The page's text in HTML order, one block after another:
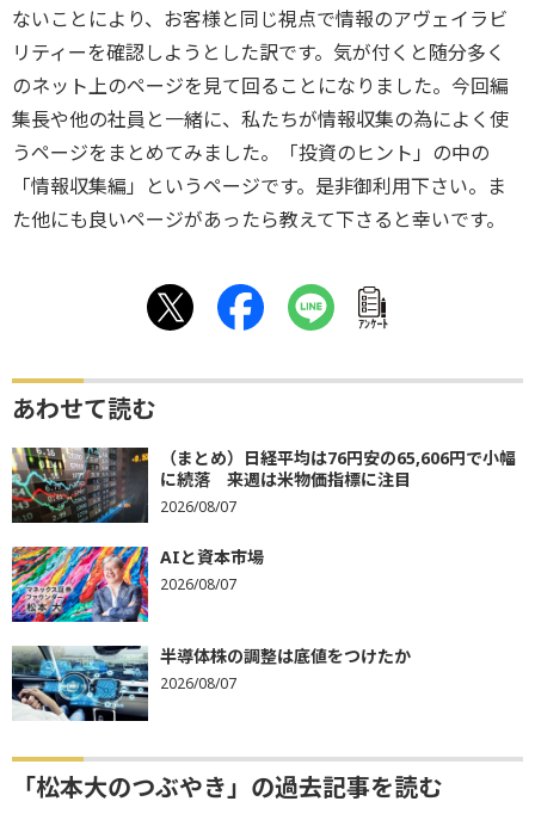
ないことにより、お客様と同じ視点で情報のアヴェイラビ
リティーを確認しようとした訳です。気が付くと随分多く
のネット上のページを見て回ることになりました。今回編
集長や他の社員と一緒に、私たちが情報収集の為によく使
うページをまとめてみました。「投資のヒント」の中の
「情報収集編」というページです。是非御利用下さい。ま
た他にも良いページがあったら教えて下さると幸いです。
ｱﾝｹｰﾄ
あわせて読む
（まとめ）日経平均は76円安の65,606円で小幅
に続落 来週は米物価指標に注目
2026/08/07
AIと資本市場
2026/08/07
半導体株の調整は底値をつけたか
2026/08/07
「松本大のつぶやき」の過去記事を読む